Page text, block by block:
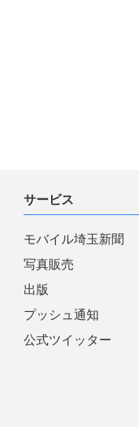
サービス
モバイル埼玉新聞
写真販売
出版
プッシュ通知
公式ツイッター